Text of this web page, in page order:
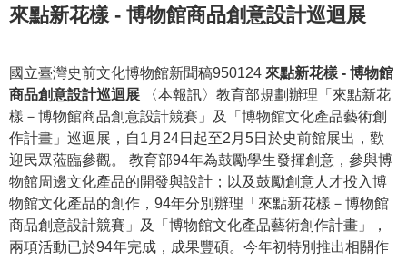
使
最
新
消
息
參
觀
展
覽
來點新花樣 - 博物館商品創意設計巡迴展
國立臺灣史前文化博物館新聞稿950124 來點新花樣 - 博物館
商品創意設計巡迴展 〈本報訊〉教育部規劃辦理「來點新花
樣－博物館商品創意設計競賽」及「博物館文化產品藝術創
作計畫」巡迴展，自1月24日起至2月5日於史前館展出，歡
迎民眾蒞臨參觀。 教育部94年為鼓勵學生發揮創意，參與博
物館周邊文化產品的開發與設計；以及鼓勵創意人才投入博
物館文化產品的創作，94年分別辦理「來點新花樣－博物館
商品創意設計競賽」及「博物館文化產品藝術創作計畫」，
兩項活動已於94年完成，成果豐碩。今年初特別推出相關作